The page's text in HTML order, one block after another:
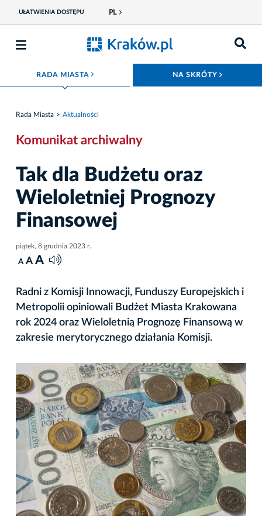
UŁATWIENIA DOSTĘPU PL
RADA MIASTAROZWIŃ MENU NA SKRÓTY
Rada Miasta Aktualności
Komunikat archiwalny
Tak dla Budżetu oraz
Wieloletniej Prognozy
Finansowej
piątek, 8 grudnia 2023 r.
A A A
Radni z Komisji Innowacji, Funduszy Europejskich i
Metropolii opiniowali Budżet Miasta Krakowana
rok 2024 oraz Wieloletnią Prognozę Finansową w
zakresie merytorycznego działania Komisji.